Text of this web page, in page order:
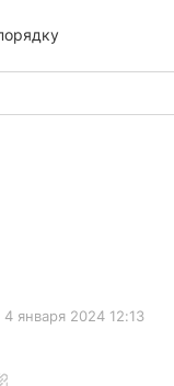
4 января 2024 12:13